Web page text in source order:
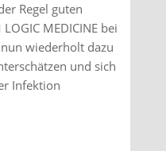
Regel guten
MEDICINE bei
nun wiederholt dazu
und sich
Infektion